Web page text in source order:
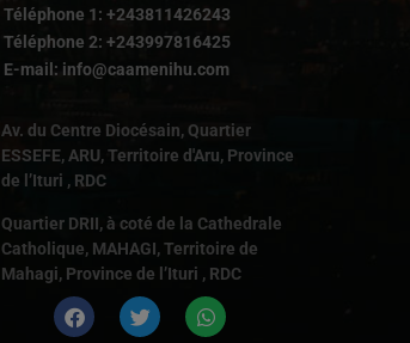
Téléphone 1: +243811426243
Téléphone 2: +243997816425
E-mail: info@caamenihu.com
Av. du Centre Diocésain, Quartier
ESSEFE, ARU, Territoire d'Aru, Province
de l’Ituri , RDC
Quartier DRII, à coté de la Cathedrale
Catholique, MAHAGI, Territoire de
Mahagi, Province de l’Ituri , RDC